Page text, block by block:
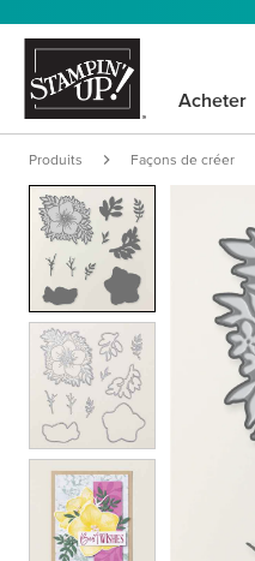
Acheter
Produits Façons de créer